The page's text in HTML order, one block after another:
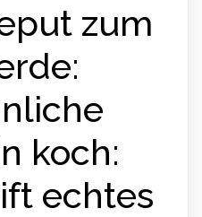
zum
koch:
echtes